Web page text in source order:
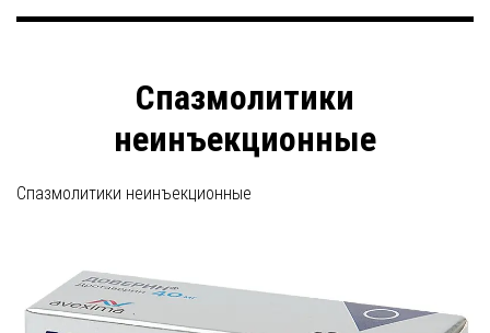
Спазмолитики
неинъекционные
Спазмолитики неинъекционные